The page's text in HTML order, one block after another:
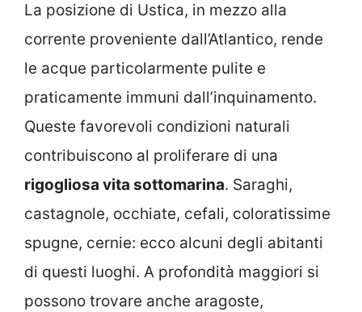
La posizione di Ustica, in mezzo alla
corrente proveniente dall’Atlantico, rende
le acque particolarmente pulite e
praticamente immuni dall’inquinamento.
Queste favorevoli condizioni naturali
contribuiscono al proliferare di una
rigogliosa vita sottomarina. Saraghi,
castagnole, occhiate, cefali, coloratissime
spugne, cernie: ecco alcuni degli abitanti
di questi luoghi. A profondità maggiori si
possono trovare anche aragoste,